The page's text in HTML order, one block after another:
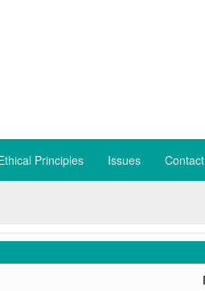
Principles Issues Contact